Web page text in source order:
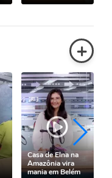
+
Casa de Elna na
Amazônia vira
mania em Belém